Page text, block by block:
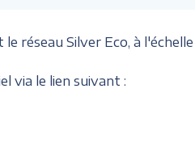
réseau Silver Eco, à
via le lien suivant :